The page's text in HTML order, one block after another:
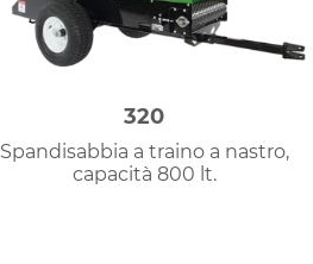
320
Spandisabbia a traino a nastro,
capacità 800 lt.